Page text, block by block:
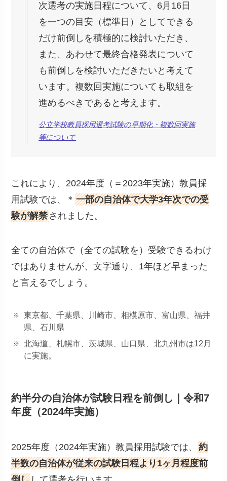
次選考の実施日程について、6月16日
を一つの目安（標準日）としてできる
だけ前倒しを積極的に検討いただき、
また、あわせて最終合格発表について
も前倒しを検討いただきたいと考えて
います。複数回実施についても取組を
進めるべきであると考えます。
公立学校教員採用選考試験の早期化・複数回実施
等について
これにより、2024年度（＝2023年実施）教員採
用試験では、＊一部の自治体で大学3年次での受
験が解禁されました。
全ての自治体で（全ての試験を）受験できるわけ
ではありませんが、文字通り、1年ほど早まった
と言えるでしょう。
東京都、千葉県、川崎市、相模原市、富山県、福井
県、石川県
北海道、札幌市、茨城県、山口県、北九州市は12月
に実施。
約半分の自治体が試験日程を前倒し｜令和7
年度（2024年実施）
2025年度（2024年実施）教員採用試験では、約
半数の自治体が従来の試験日程より1ヶ月程度前